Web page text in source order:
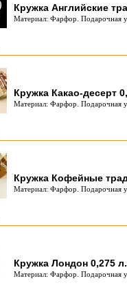
Кружка Английские
Материал: Фарфор. Подарочная
Кружка Какао-десерт
Материал: Фарфор. Подарочная
Кружка Кофейные
Материал: Фарфор. Подарочная
Кружка Лондон 0,275 л.
Материал: Фарфор. Подарочная